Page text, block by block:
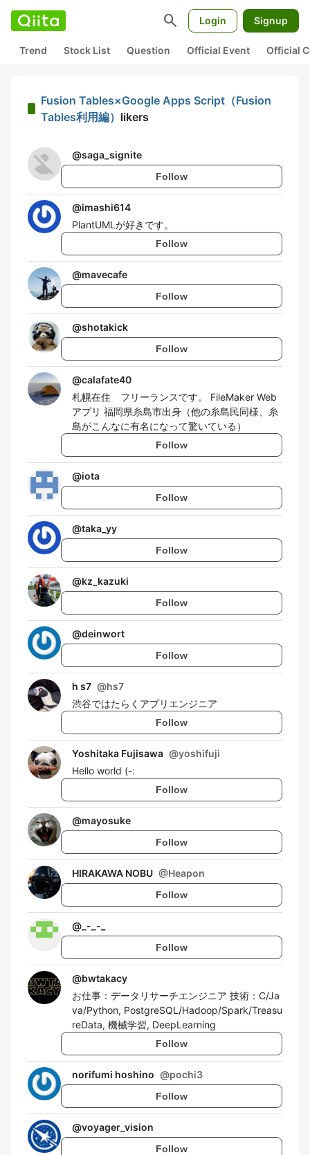
search Login Signup
Trend Stock List Question Official Event Official
Fusion Tables×Google Apps Script（Fusion
Tables利用編） likers
@saga_signite
Follow
@imashi614
PlantUMLが好きです。
Follow
@mavecafe
Follow
@shotakick
Follow
@calafate40
札幌在住 フリーランスです。 FileMaker Web
アプリ 福岡県糸島市出身（他の糸島民同様、糸
島がこんなに有名になって驚いている）
Follow
@iota
Follow
@taka_yy
Follow
@kz_kazuki
Follow
@deinwort
Follow
h s7 @hs7
渋谷ではたらくアプリエンジニア
Follow
Yoshitaka Fujisawa @yoshifuji
Hello world (-:
Follow
@mayosuke
Follow
HIRAKAWA NOBU @Heapon
Follow
@ _-_-_
Follow
@bwtakacy
お仕事：データリサーチエンジニア 技術：C/Ja
va/Python, PostgreSQL/Hadoop/Spark/Treasu
reData, 機械学習, DeepLearning
Follow
norifumi hoshino @pochi3
Follow
@voyager_vision
Follow